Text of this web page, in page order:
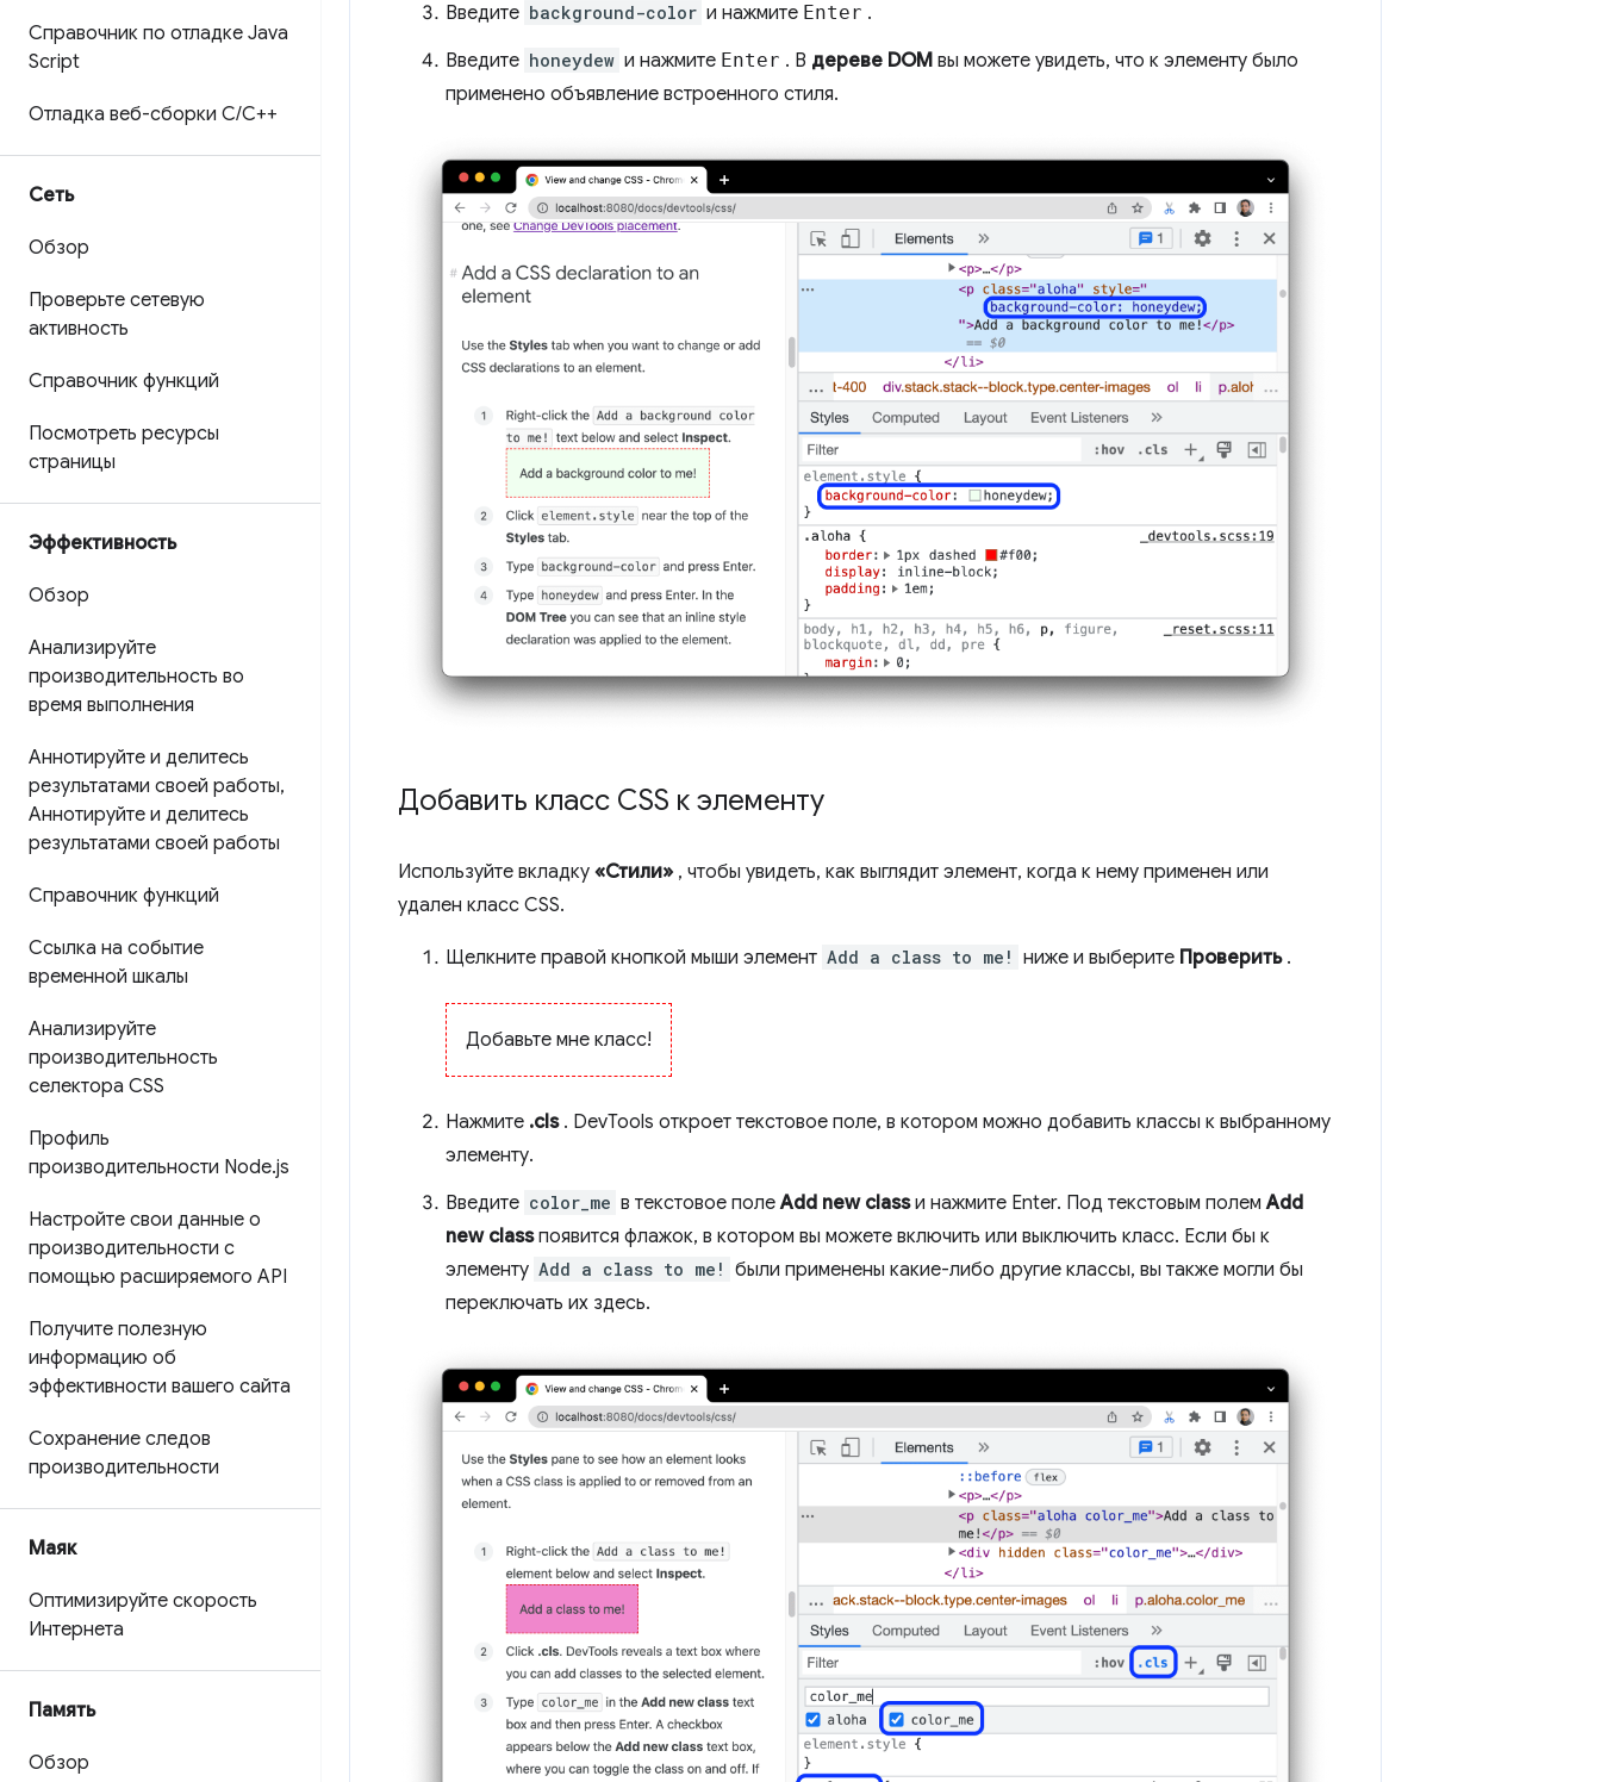
Справочник по отладке Java
Script
Отладка веб-сборки C/C++
Сеть
Обзор
Проверьте сетевую
активность
Справочник функций
Посмотреть ресурсы
страницы
Эффективность
Обзор
Анализируйте
производительность во
время выполнения
Аннотируйте и делитесь
результатами своей работы,
Аннотируйте и делитесь
результатами своей работы
Справочник функций
Ссылка на событие
временной шкалы
Анализируйте
производительность
селектора CSS
Профиль
производительности Node.js
Настройте свои данные о
производительности с
помощью расширяемого API
Получите полезную
информацию об
эффективности вашего сайта
Сохранение следов
производительности
Маяк
Оптимизируйте скорость
Интернета
Память
Обзор
Введите background-color и нажмите Enter .
Введите honeydew и нажмите Enter . В дереве DOM вы можете увидеть, что к элементу было
применено объявление встроенного стиля.
Добавить класс CSS к элементу
Используйте вкладку «Стили» , чтобы увидеть, как выглядит элемент, когда к нему применен или
удален класс CSS.
Щелкните правой кнопкой мыши элемент Add a class to me! ниже и выберите Проверить.
Добавьте мне класс!
Нажмите .cls. DevTools откроет текстовое поле, в котором можно добавить классы к выбранному
элементу.
Введите color_me в текстовое полеAdd new classи нажмите Enter. Под текстовым полемAdd
new classпоявится флажок, в котором вы можете включить или выключить класс. Если бы к
элементу Add a class to me! были применены какие-либо другие классы, вы также могли бы
переключать их здесь.